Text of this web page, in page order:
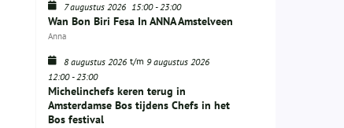
7 augustus 2026 15:00-23:00
Wan Bon Biri Fesa In ANNA Amstelveen
Anna
8 augustus 2026 t/m 9 augustus 2026
12:00-23:00
Michelinchefs keren terug in
Amsterdamse Bos tijdens Chefs in het
Bos festival